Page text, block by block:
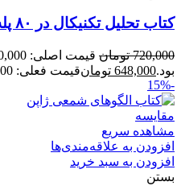
کتاب تحلیل تکنیکال در ۸۰ پله
720,000 تومان
بود.648,000 تومانقیمت فعلی: 648,000 تومان.
-15%
مقایسه
مشاهده سریع
افزودن به علاقه‌مندی‌ها
افزودن به سبد خرید
بستن